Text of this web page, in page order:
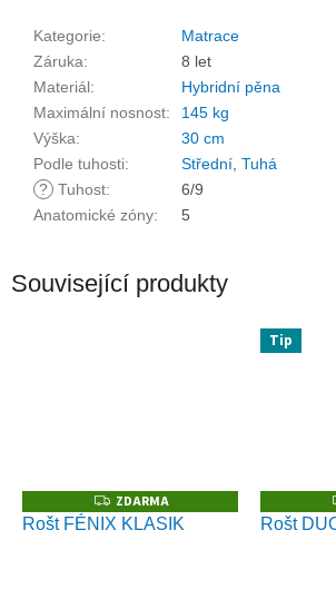
Kategorie:
Matrace
Záruka:
8 let
Materiál:
Hybridní pěna
Maximální nosnost:
145 kg
Výška:
30 cm
Podle tuhosti: Střední Tuhá
? Tuhost:
6/9
Anatomické zóny: 5
Související produkty
Z
D
A
ZDARMA
Rošt FÉNIX KLASIK
Tip
Rošt